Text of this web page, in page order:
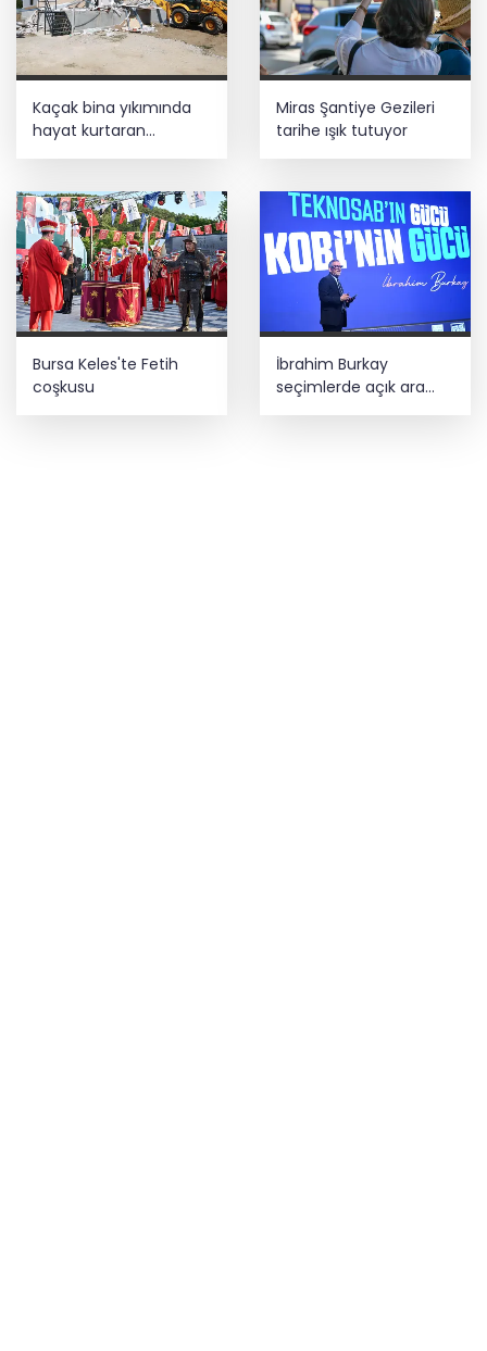
Kaçak bina yıkımında
hayat kurtaran
Miras Şantiye Gezileri
tarihe ışık tutuyor
Bursa Keles'te Fetih
coşkusu
İbrahim Burkay
seçimlerde açık ara